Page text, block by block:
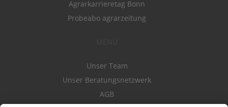
Agrarkarrieretag Bonn
Probeabo agrarzeitung
Unser Team
Unser Beratungsnetzwerk
AGB